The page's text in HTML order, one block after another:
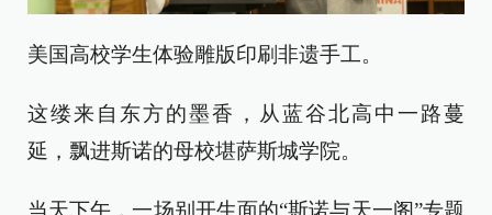
美国高校学生体验雕版印刷非遗手工。
这缕来自东方的墨香，从蓝谷北高中一路蔓
延，飘进斯诺的母校堪萨斯城学院。
当天下午，一场别开生面的“斯诺与天一阁”专题